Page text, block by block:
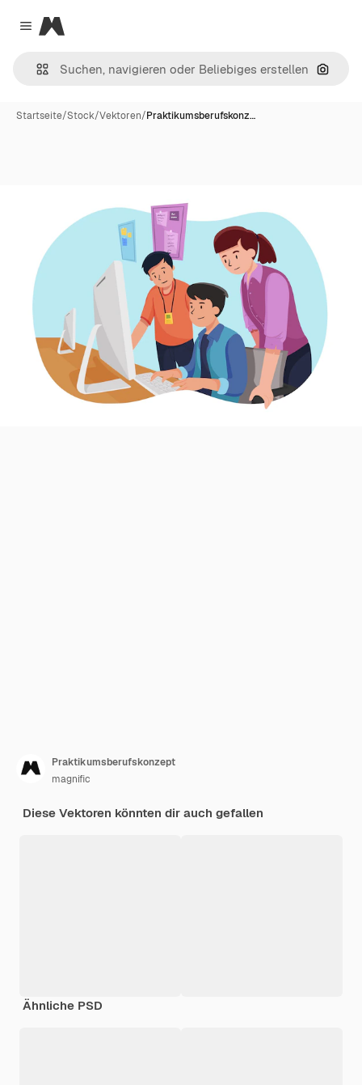
Close menu
Magnific
Nach
Startseite/Stock/Vektoren/Praktikumsberufskonz…
Praktikumsberufskonzept
magnific
Diese Vektoren könnten dir auch gefallen
Ähnliche PSD